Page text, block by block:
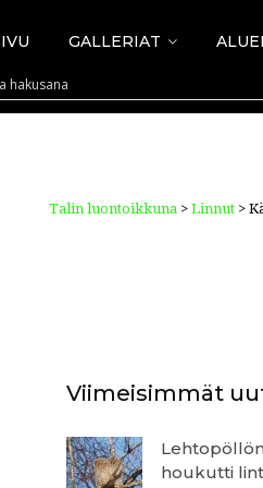
GALLERIAT
Talin luontoikkuna > Linnut >
Viimeisimmät
houkutti